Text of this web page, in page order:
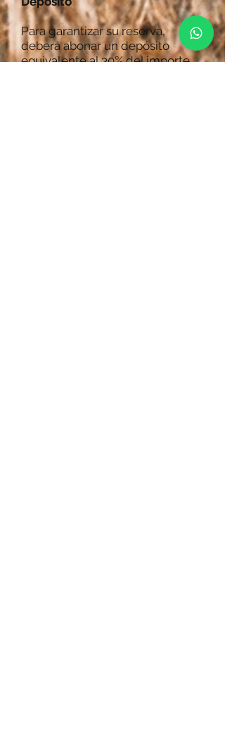
Para garantizar su reserva,
deberá abonar un depósito
equivalente al 30% del importe